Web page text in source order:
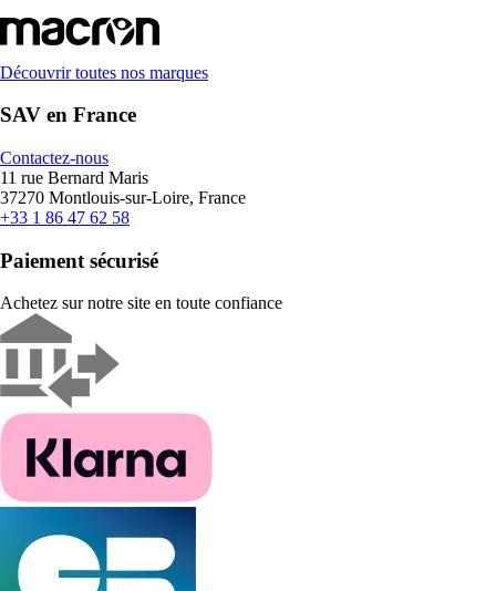
Découvrir toutes nos marques
SAV en France
Contactez-nous
11 rue Bernard Maris
37270 Montlouis-sur-Loire, France
+33 1 86 47 62 58
Paiement sécurisé
Achetez sur notre site en toute confiance